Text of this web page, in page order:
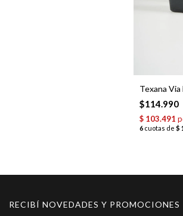
Texana
$114.990
RECIBÍ NOVEDADES Y PROMOCIONES